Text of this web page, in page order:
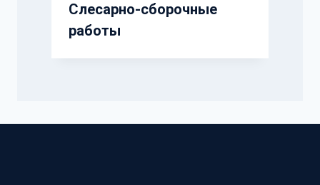
Слесарно-сборочные
работы